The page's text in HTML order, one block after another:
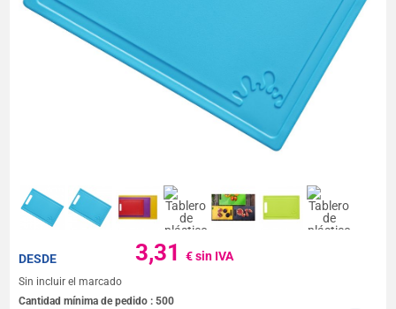
3,31€ sin IVA
DESDE
Sin incluir el marcado
Cantidad mínima de pedido :500